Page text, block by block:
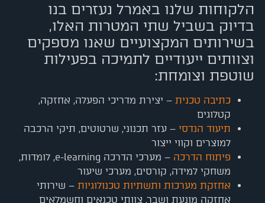
הלקוחות שלנו באמרל נעזרים בנו
בדיוק בשביל שתי המטרות האלו,
בשירותים המקצועיים שאנו מספקים
וצוותים ייעודיים לתמיכה בפעילות
שוטפת וצומחת:
כתיבה טכנית– יצירת מדריכי הפעלה, אחזקה,
קטלוגים
תיעוד הנדסי– עזר תכנוני, שרטוטים, תיקי הרכבה
למוצרים וקווי ייצור
פיתוח הדרכה
– מערכי הדרכה e-learning, לומדות,
משחקי למידה, קורסים, מערכי שיעור
אחזקת מערכות ותשתיות טכנולוגיות– שירותי
אחזקה מונעת ושבר, צוותי טכנאים וחשמלאים